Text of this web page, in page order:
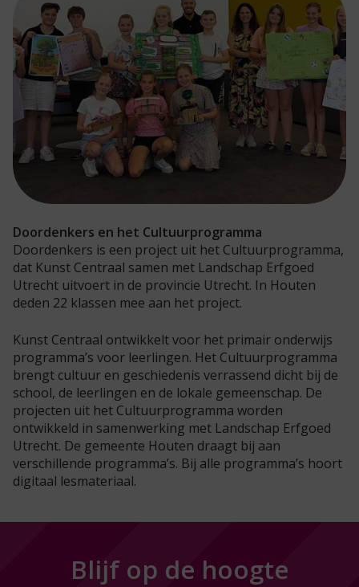
Doordenkers en het Cultuurprogramma
Doordenkers is een project uit het Cultuurprogramma,
dat Kunst Centraal samen met Landschap Erfgoed
Utrecht uitvoert in de provincie Utrecht. In Houten
deden 22 klassen mee aan het project.
Kunst Centraal ontwikkelt voor het primair onderwijs
programma’s voor leerlingen. Het Cultuurprogramma
brengt cultuur en geschiedenis verrassend dicht bij de
school, de leerlingen en de lokale gemeenschap. De
projecten uit het Cultuurprogramma worden
ontwikkeld in samenwerking met Landschap Erfgoed
Utrecht. De gemeente Houten draagt bij aan
verschillende programma’s. Bij alle programma’s hoort
digitaal lesmateriaal.
Blijf op de hoogte